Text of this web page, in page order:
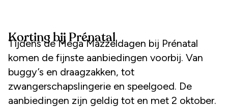
Korting bij Prénatal
Tijdens de Mega Mazzeldagen bij Prénatal
komen de fijnste aanbiedingen voorbij. Van
buggy’s en draagzakken, tot
zwangerschapslingerie en speelgoed. De
aanbiedingen zijn geldig tot en met 2 oktober.